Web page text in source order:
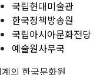
국립현대미술관
한국정책방송원
국립아시아문화전당
예술원사무국
의 한국문화원